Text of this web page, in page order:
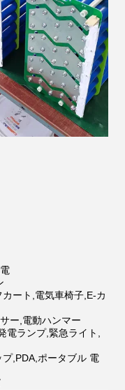
ート,電気車椅子,E-カ
ー,電動ハンマー
電ランプ,緊急ライト,
,PDA,ポータブル 電